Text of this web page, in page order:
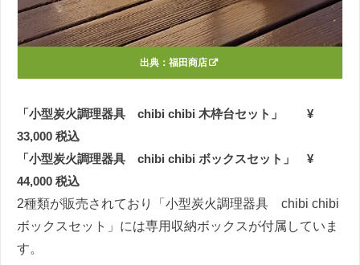
出典： 福田商店
「小型炭火調理器具 chibi chibi 木枠台セット」 ¥
33,000 税込
「小型炭火調理器具 chibi chibi ボックスセット」 ¥
44,000 税込
2種類が販売されており「小型炭火調理器具 chibi chibi
ボックスセット」には専用収納ボックスが付属していま
す。